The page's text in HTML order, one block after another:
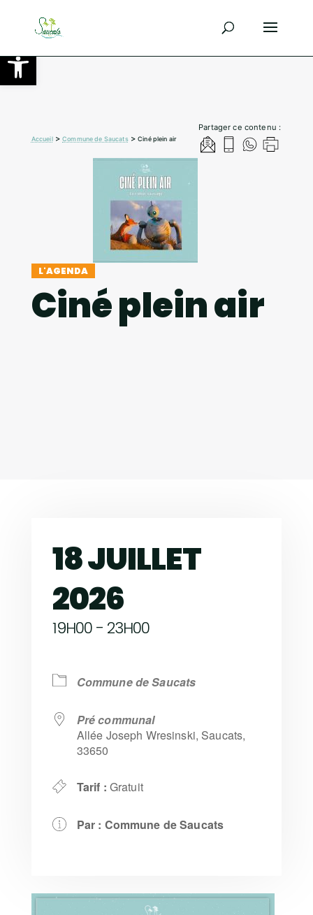
Ouvrir la barre d’outils
Partager ce contenu :
Accueil>Commune de Saucats>Ciné plein air
L'AGENDA
Ciné plein air
18 JUILLET
2026
19H00 - 23H00
Commune de Saucats
Pré communal
Allée Joseph Wresinski, Saucats,
33650
Tarif : Gratuit
Par : Commune de Saucats